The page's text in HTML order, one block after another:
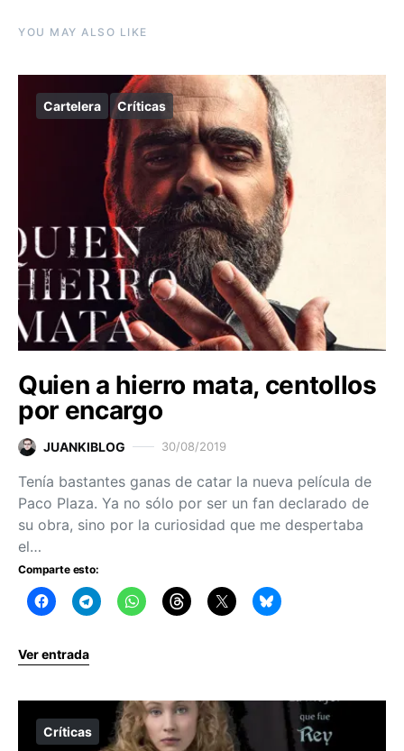
YOU MAY ALSO LIKE
Cartelera Críticas
Quien a hierro mata, centollos
por encargo
JUANKIBLOG 30/08/2019
Tenía bastantes ganas de catar la nueva película de
Paco Plaza. Ya no sólo por ser un fan declarado de
su obra, sino por la curiosidad que me despertaba
el…
Comparte esto:
Ver entrada
Críticas